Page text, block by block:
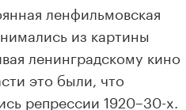
ленфильмовская
из картины
ленинградскому кино
это были, что
репрессии 1920–30-х.